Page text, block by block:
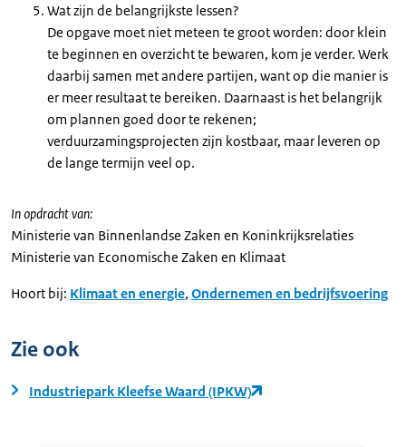
Wat zijn de belangrijkste lessen?
De opgave moet niet meteen te groot worden: door klein
te beginnen en overzicht te bewaren, kom je verder. Werk
daarbij samen met andere partijen, want op die manier is
er meer resultaat te bereiken. Daarnaast is het belangrijk
om plannen goed door te rekenen;
verduurzamingsprojecten zijn kostbaar, maar leveren op
de lange termijn veel op.
In opdracht van:
Ministerie van Binnenlandse Zaken en Koninkrijksrelaties
Ministerie van Economische Zaken en Klimaat
Hoort bij: Klimaat en energie, Ondernemen en bedrijfsvoering
Zie ook
Industriepark Kleefse Waard (IPKW)